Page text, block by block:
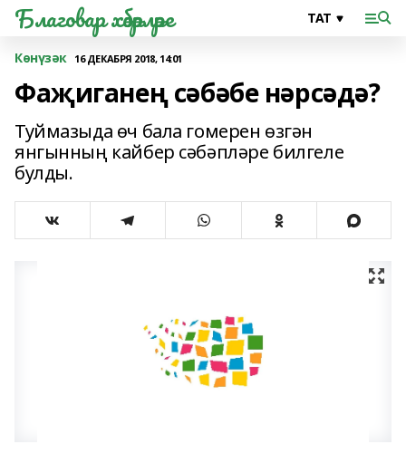
Благовар хәбәрләре
Көнүзәк 16 ДЕКАБРЯ 2018, 14:01
Фаҗиганең сәбәбе нәрсәдә?
Туймазыда өч бала гомерен өзгән
янгынның кайбер сәбәпләре билгеле
булды.